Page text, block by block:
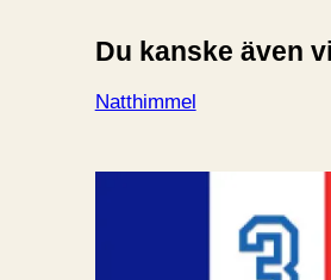
Du kanske även
Natthimmel